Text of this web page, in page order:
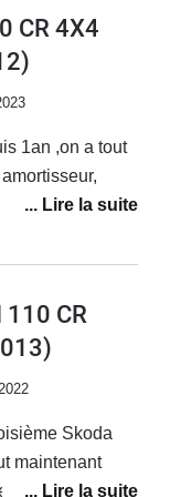
CR 4X4
1an ,on a tout
changer
à part
Neiman
me
fois pour toute
!
et je ne veux
110 CR
Skoda
maintenant
parler j'ai les